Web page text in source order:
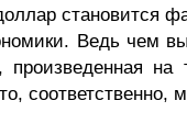
становится
Ведь чем
произведенная
соответственно,